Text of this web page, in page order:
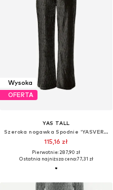
Wysoka
OFERTA
YAS TALL
Szeroka nogawka Spodnie 'YASVERY'
115,16 zł
Pierwotnie: 287,90 zł
Ostatnia najniższa cena:77,31 zł